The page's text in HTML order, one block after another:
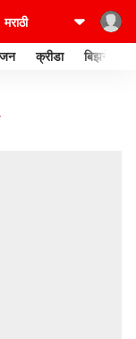
क्रीडा बिझनेस